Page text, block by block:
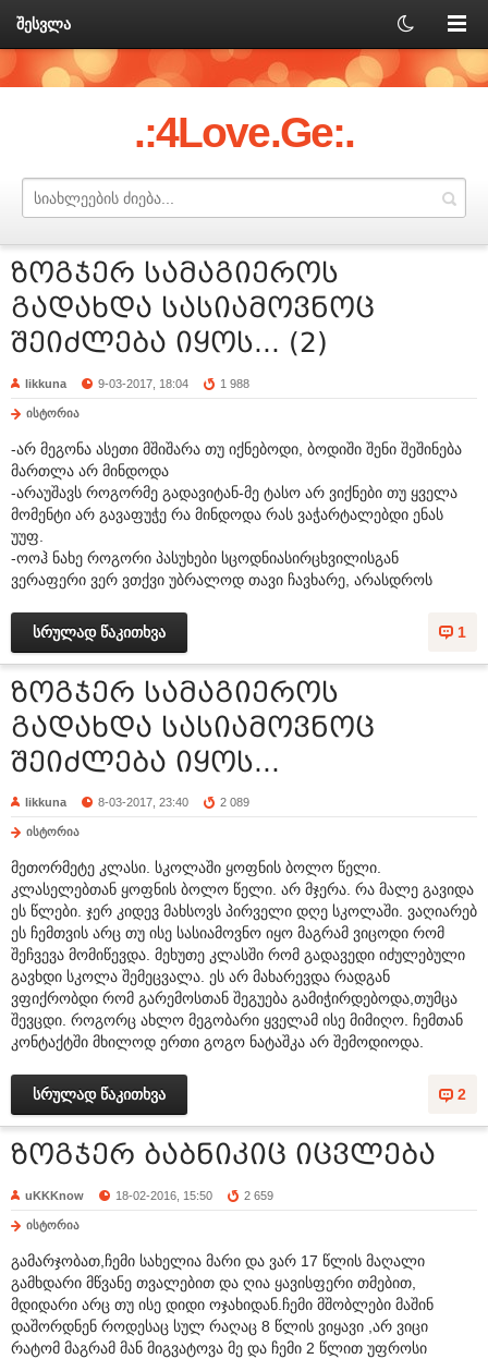
შესვლა
.:4Love.Ge:.
ზოგჯერ სამაგიეროს
გადახდა სასიამოვნოც
შეიძლება იყოს... (2)
likkuna 9-03-2017, 18:04 1 988
ისტორია
-არ მეგონა ასეთი მშიშარა თუ იქნებოდი, ბოდიში შენი შეშინება
მართლა არ მინდოდა
-არაუშავს როგორმე გადავიტან-მე ტასო არ ვიქნები თუ ყველა
მომენტი არ გავაფუჭე რა მინდოდა რას ვაჭარტალებდი ენას
უუფ.
-ოოჰ ნახე როგორი პასუხები სცოდნიასირცხვილისგან
ვერაფერი ვერ ვთქვი უბრალოდ თავი ჩავხარე, არასდროს
1
სრულად წაკითხვა
ზოგჯერ სამაგიეროს
გადახდა სასიამოვნოც
შეიძლება იყოს...
likkuna 8-03-2017, 23:40 2 089
ისტორია
მეთორმეტე კლასი. სკოლაში ყოფნის ბოლო წელი.
კლასელებთან ყოფნის ბოლო წელი. არ მჯერა. რა მალე გავიდა
ეს წლები. ჯერ კიდევ მახსოვს პირველი დღე სკოლაში. ვაღიარებ
ეს ჩემთვის არც თუ ისე სასიამოვნო იყო მაგრამ ვიცოდი რომ
შეჩვევა მომიწევდა. მეხუთე კლასში რომ გადავედი იძულებული
გავხდი სკოლა შემეცვალა. ეს არ მახარევდა რადგან
ვფიქრობდი რომ გარემოსთან შეგუება გამიჭირდებოდა,თუმცა
შევცდი. როგორც ახლო მეგობარი ყველამ ისე მიმიღო. ჩემთან
კონტაქტში მხილოდ ერთი გოგო ნატაშკა არ შემოდიოდა.
2
სრულად წაკითხვა
ზოგჯერ ბაბნიკიც იცვლება
uKKKnow 18-02-2016, 15:50 2 659
ისტორია
გამარჯობათ,ჩემი სახელია მარი და ვარ 17 წლის მაღალი
გამხდარი მწვანე თვალებით და ღია ყავისფერი თმებით,
მდიდარი არც თუ ისე დიდი ოჯახიდან.ჩემი მშობლები მაშინ
დაშორდნენ როდესაც სულ რაღაც 8 წლის ვიყავი ,არ ვიცი
რატომ მაგრამ მან მიგვატოვა მე და ჩემი 2 წლით უფროსი